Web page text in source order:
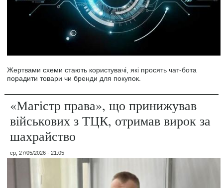
Жертвами схеми стають користувачі, які просять чат-бота
порадити товари чи бренди для покупок.
«Магістр права», що принижував
військових з ТЦК, отримав вирок за
шахрайство
ср, 27/05/2026 - 21:05